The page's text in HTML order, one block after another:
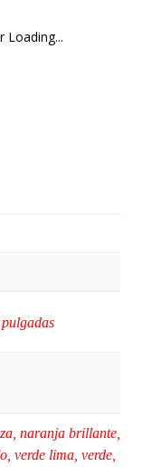
Loading...
naranja brillante,
verde lima, verde,